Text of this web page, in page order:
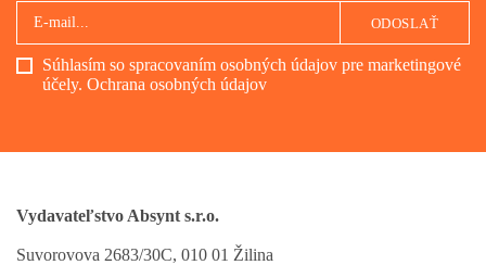
Súhlasím so spracovaním osobných údajov pre marketingové
účely. Ochrana osobných údajov
ODOSLAŤ
Vydavateľstvo Absynt s.r.o.
Suvorovova 2683/30C, 010 01 Žilina